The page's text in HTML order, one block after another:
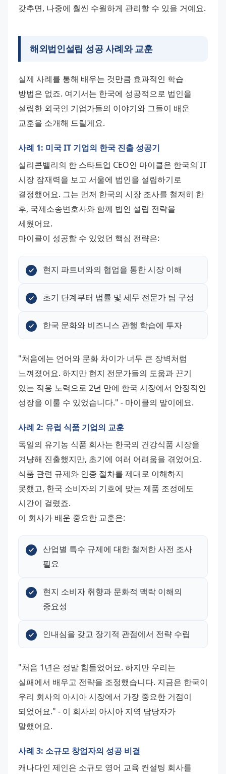
갖추면, 나중에 훨씬 수월하게 관리할 수 있을 거예요.
해외법인설립 성공 사례와 교훈
실제 사례를 통해 배우는 것만큼 효과적인 학습
방법은 없죠. 여기서는 한국에 성공적으로 법인을
설립한 외국인 기업가들의 이야기와 그들이 배운
교훈을 소개해 드릴게요.
사례 1: 미국 IT 기업의 한국 진출 성공기
실리콘밸리의 한 스타트업 CEO인 마이클은 한국의 IT
시장 잠재력을 보고 서울에 법인을 설립하기로
결정했어요. 그는 먼저 한국의 시장 조사를 철저히 한
후, 국제소송변호사와 함께 법인 설립 전략을
세웠어요.
마이클이 성공할 수 있었던 핵심 전략은:
현지 파트너와의 협업을 통한 시장 이해
초기 단계부터 법률 및 세무 전문가 팀 구성
한국 문화와 비즈니스 관행 학습에 투자
"처음에는 언어와 문화 차이가 너무 큰 장벽처럼
느껴졌어요. 하지만 현지 전문가들의 도움과 끈기
있는 적응 노력으로 2년 만에 한국 시장에서 안정적인
성장을 이룰 수 있었습니다." - 마이클의 말이에요.
사례 2: 유럽 식품 기업의 교훈
독일의 유기농 식품 회사는 한국의 건강식품 시장을
겨냥해 진출했지만, 초기에 여러 어려움을 겪었어요.
식품 관련 규제와 인증 절차를 제대로 이해하지
못했고, 한국 소비자의 기호에 맞는 제품 조정에도
시간이 걸렸죠.
이 회사가 배운 중요한 교훈은:
산업별 특수 규제에 대한 철저한 사전 조사
필요
현지 소비자 취향과 문화적 맥락 이해의
중요성
인내심을 갖고 장기적 관점에서 전략 수립
"처음 1년은 정말 힘들었어요. 하지만 우리는
실패에서 배우고 전략을 조정했습니다. 지금은 한국이
우리 회사의 아시아 시장에서 가장 중요한 거점이
되었어요." - 이 회사의 아시아 지역 담당자가
말했어요.
사례 3: 소규모 창업자의 성공 비결
캐나다인 제인은 소규모 영어 교육 컨설팅 회사를